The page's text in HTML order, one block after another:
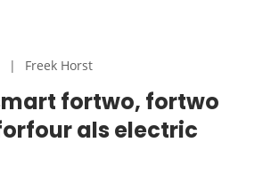
fortwo, fortwo
als electric
Freek Horst